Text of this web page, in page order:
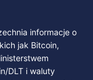
informacje o
jak Bitcoin,
DLT i waluty